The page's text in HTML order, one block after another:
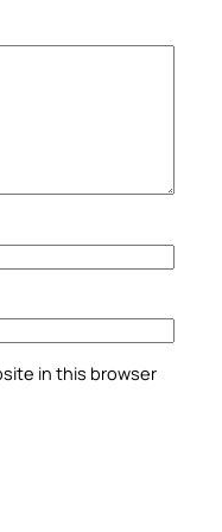
in this browser